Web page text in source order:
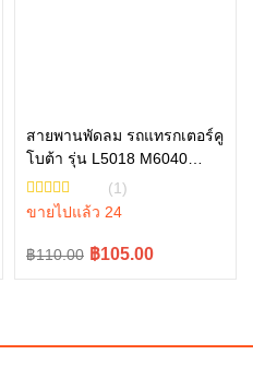
สายพานพัดลม รถแทรกเตอร์คู
โบต้า รุ่น L5018 M6040
M6240 TC803-97010
(1)
ขายไปแล้ว 24
฿110.00
Original ฿105.00
Current
หยิบใส่ตะกร้า